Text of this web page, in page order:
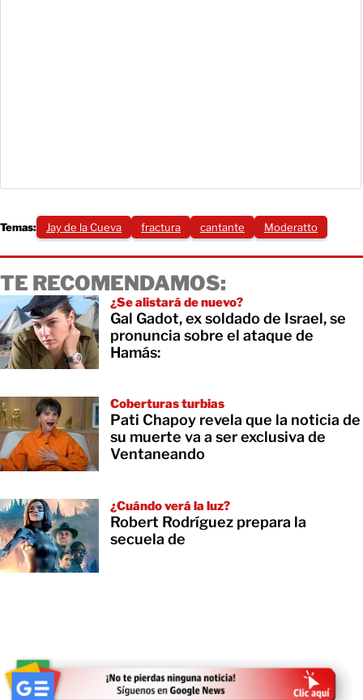
Temas: Jay de la Cueva fractura cantante Moderatto
TE RECOMENDAMOS:
¿Se alistará de nuevo?
Gal Gadot, ex soldado de Israel, se
pronuncia sobre el ataque de
Hamás:
Coberturas turbias
Pati Chapoy revela que la noticia de
su muerte va a ser exclusiva de
Ventaneando
¿Cuándo verá la luz?
Robert Rodríguez prepara la
secuela de